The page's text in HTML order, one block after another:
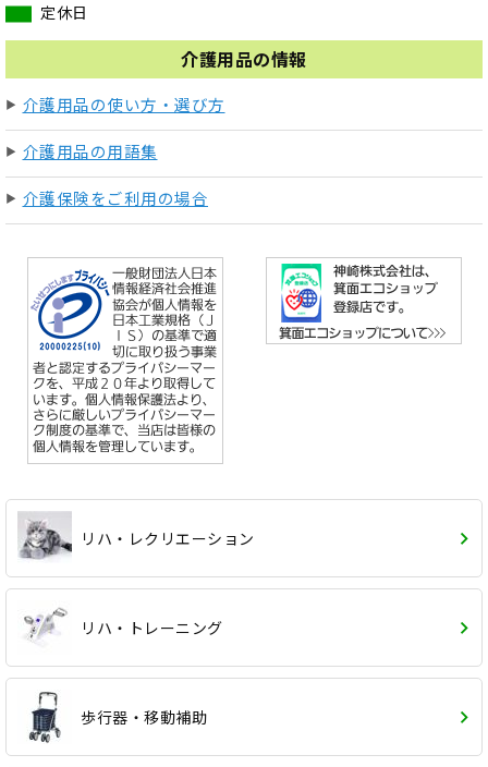
定休日
介護用品の情報
介護用品の使い方・選び方
介護用品の用語集
介護保険をご利用の場合
リハ・レクリエーション
リハ・トレーニング
歩行器・移動補助